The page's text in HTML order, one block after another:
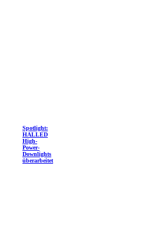
Spotlight:
HALLED
High-
Power-
Downlights
überarbeitet